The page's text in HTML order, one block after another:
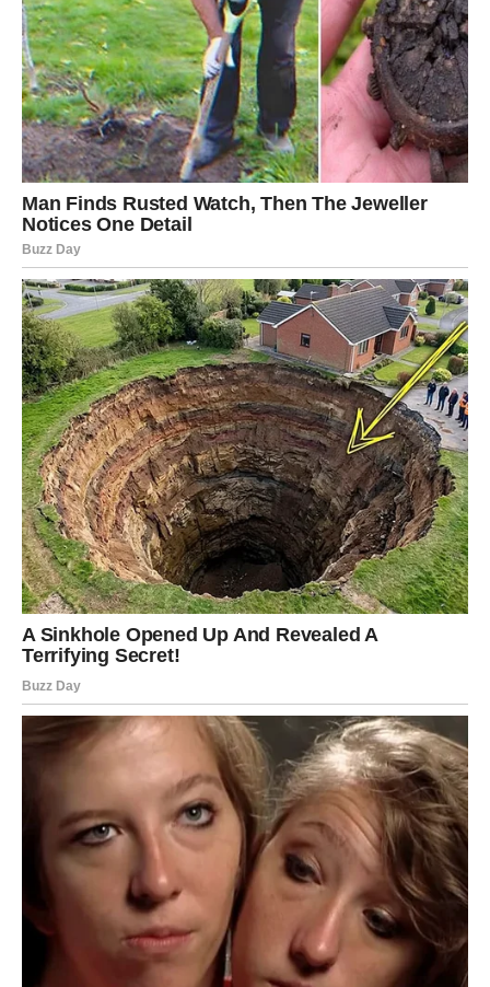
postaće očigledna. Mnogi će želeti njenu blizinu, njeno
poverenje i njenu pažnju, ali Vaga više neće biti ista
osoba kao nekada.
Bol ju je promenio. Naučila je da razlikuje iskrenost od
lažnih obećanja. Upravo zbog toga više neće dozvoliti
nikome da se igra njenim emocijama.
Suze radosnice zbog trenutka koji
je dugo čekala
Postoji jedan poseban trenutak koji će Vagama ostati
zauvek urezan u sećanje. To može biti razgovor, susret,
vest ili ostvarenje želje koju je dugo nosila u sebi. Kada
se to dogodi, emocije će biti toliko jake da ih neće moći
sakriti.
To neće biti suze tuge, već olakšanja. Suze osobe koja je
prošla kroz mnogo toga, ali ipak nije izgubila veru da će
jednog dana doći pravda.
Shvatanje da ništa nije bilo uzaludno
Najvažniji trenutak za Vagu neće biti samo pobeda nad
nepravdom, već unutrašnji osećaj mira koji dolazi zajedno
sa njom. Konačno će razumeti zašto je morala da prođe
kroz sve što ju je bolelo.
Svaki pad ju je učinio mudrijom. Svaka izdaja otvorila joj
je oči. Svaka suza pripremila ju je za sreću koja sada
dolazi.
Vaga više neće gledati na prošlost sa gorčinom. Umesto
toga, osećaće ponos jer je ostala čovek uprkos svemu.